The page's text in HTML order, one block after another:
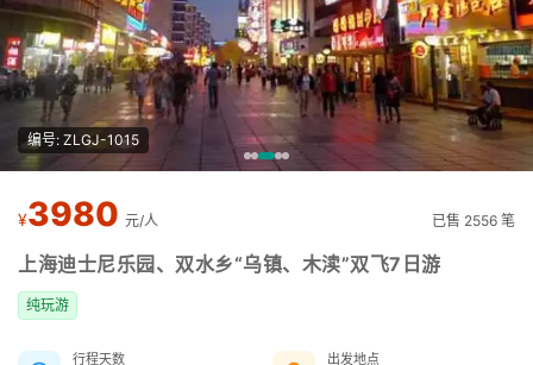
编号: ZLGJ-1015
¥3980 元/人 已售 2556 笔
上海迪士尼乐园、双水乡“乌镇、木渎”双飞7日游
纯玩游
行程天数 出发地点